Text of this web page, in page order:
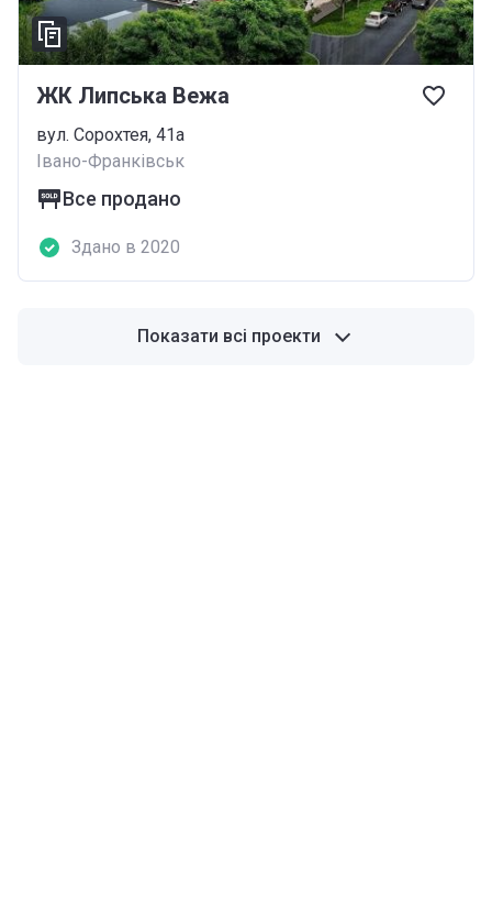
ЖК Липська Вежа
вул. Сорохтея, 41а
Івано-Франківськ
Все продано
Здано в 2020
Показати всі проекти